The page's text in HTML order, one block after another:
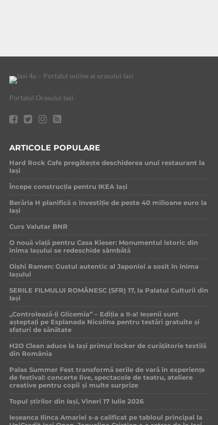
Portalul Orasului Iasi
ARTICOLE POPULARE
Hard Rock Cafe pregătește deschiderea unui restaurant la
Iași
Începe construcția pentru IKEA Iași
Berăria H planifică o investiție de peste 40 milioane euro la
Iași
Curs Valutar BNR
O nouă viață pentru Casa Kieser: Monumentul istoric din
inima Iașului se redeschide sâmbătă
Oishi Ramen: Gustul autentic al Japoniei a sosit în inima
Iașului
SERILE FILMULUI ROMÂNESC (SFR) 17, la Palatul Culturii din
Iași
„Controlează-ți Glicemia” – Ediția a II-a! Ieșenii sunt
așteptați pe Esplanada Nicolina pentru testări gratuite și
sfaturi de sănătate
H2O Clean aduce la Iași primul locker de curățătorie textilă
din România
Palas Summer Fest transformă serile de vară în experiențe
de festival: concerte live, spectacole de teatru, ateliere
creative pentru copii și multe surprize
Topul știrilor din Iași, Vineri 17 Iulie 2026
Ieșeanca Ilinca Amariei s-a calificat pe tabloul principal la